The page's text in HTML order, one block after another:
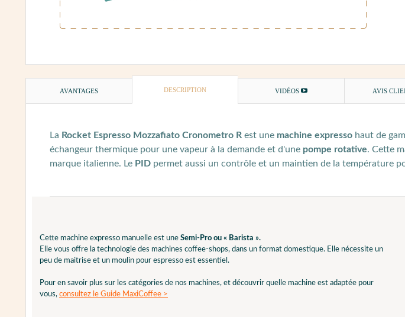
AVANTAGES DESCRIPTION VIDÉOS AVIS
La Rocket Espresso Mozzafiato Cronometro R est une machine expresso haut de
échangeur thermique pour une vapeur à la demande et d'une pompe rotative. Cette
marque italienne. Le PID permet aussi un contrôle et un maintien de la température
Cette machine expresso manuelle est une Semi-Pro ou « Barista ».
Elle vous offre la technologie des machines coffee-shops, dans un format domestique. Elle nécessite un
peu de maitrise et un moulin pour espresso est essentiel.
Pour en savoir plus sur les catégories de nos machines, et découvrir quelle machine est adaptée pour
vous, consultez le Guide MaxiCoffee >